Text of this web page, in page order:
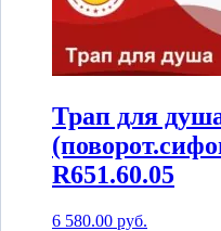
Трап для
R651.60.05
6 580.00 руб.